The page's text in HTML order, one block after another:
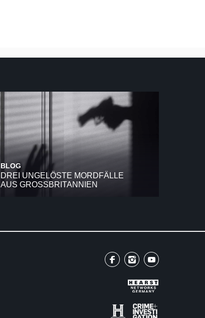
BLOG
DREI UNGELÖSTE MORDFÄLLE
AUS GROSSBRITANNIEN